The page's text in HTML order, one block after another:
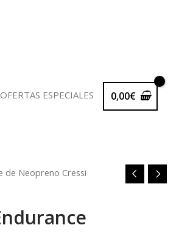
OFERTAS ESPECIALES 0,00€
de Neopreno Cressi